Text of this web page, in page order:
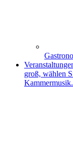
groß, wählen
Kammermusik.